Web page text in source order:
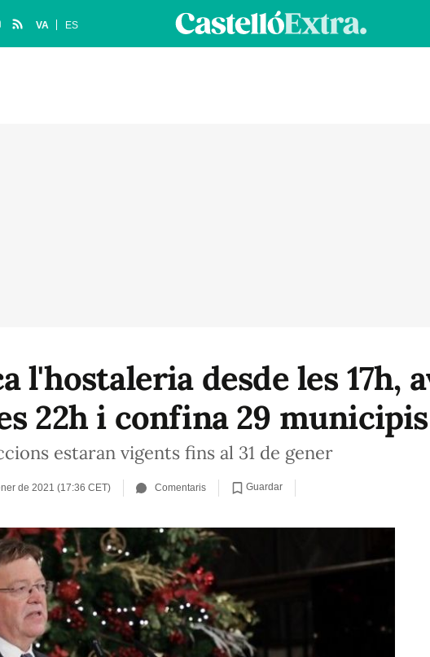
VA ES
l'hostaleria desde les 17h,
22h i confina 29 municipis
estaran vigents fins al 31 de gener
de 2021 (17:36 CET) Comentaris Guardar